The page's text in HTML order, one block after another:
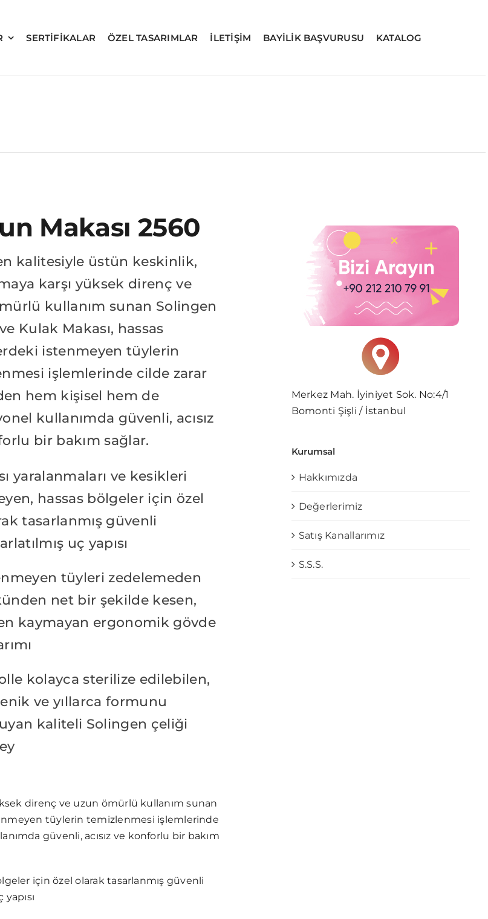
SERTIFIKALAR ÖZEL TASARIMLAR İLETİŞİM BAYİLİK BAŞVURUSU KATALOG
Makası 2560
kalitesiyle üstün keskinlik,
karşı yüksek direnç ve
kullanım sunan Solingen
Kulak Makası, hassas
istenmeyen tüylerin
işlemlerinde cilde zarar
hem kişisel hem de
kullanımda güvenli, acısız
bir bakım sağlar.
yaralanmaları ve kesikleri
hassas bölgeler için özel
tasarlanmış güvenli
uç yapısı
tüyleri zedelemeden
net bir şekilde kesen,
kaymayan ergonomik gövde
kolayca sterilize edilebilen,
ve yıllarca formunu
kaliteli Solingen çeliği
direnç ve uzun ömürlü kullanım sunan
tüylerin temizlenmesi işlemlerinde
güvenli, acısız ve konforlu bir bakım
için özel olarak tasarlanmış güvenli
Merkez Mah. İyiniyet Sok. No:4/1
Bomonti Şişli / İstanbul
Kurumsal
Hakkımızda
Değerlerimiz
Satış Kanallarımız
S.S.S.